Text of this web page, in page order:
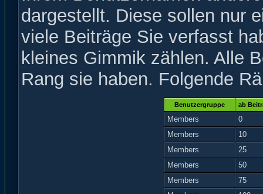
dargestellt. Diese sollen nur
viele Beiträge Sie verfasst
kleines Gimmik zählen. Alle
Rang sie haben. Folgende
Benutzergruppe ab
Members
0
Members
10
Members
25
Members
50
Members
75